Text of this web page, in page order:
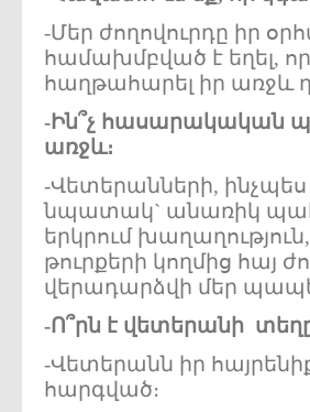
-Մեր ժողովուրդը իր
համախմբված է եղել,
հաղթահարել իր առջև
-Ին՞չ հասարակական
առջև։
-Վետերանների,
նպատակ` անառիկ
երկրում
թուրքերի կողմից հայ
վերադարձվի մեր
-Ո՞րն է վետերանի
-Վետերանն իր
հարգված։